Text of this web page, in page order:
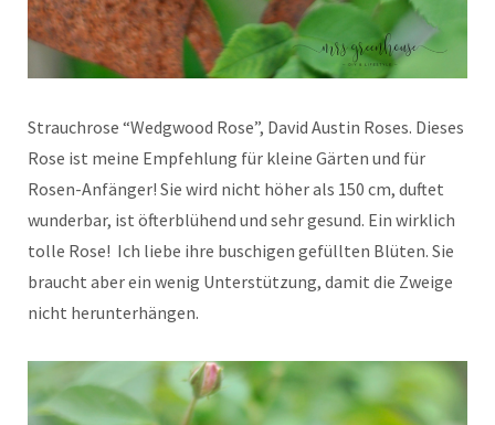
Strauchrose “Wedgwood Rose”, David Austin Roses. Dieses
Rose ist meine Empfehlung für kleine Gärten und für
Rosen-Anfänger! Sie wird nicht höher als 150 cm, duftet
wunderbar, ist öfterblühend und sehr gesund. Ein wirklich
tolle Rose! Ich liebe ihre buschigen gefüllten Blüten. Sie
braucht aber ein wenig Unterstützung, damit die Zweige
nicht herunterhängen.